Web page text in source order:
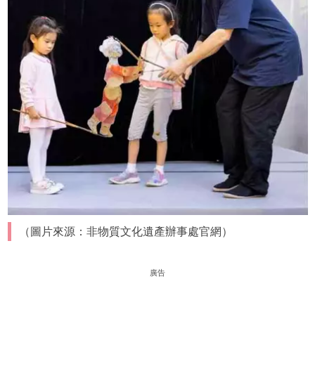
（圖片來源：非物質文化遺產辦事處官網）
廣告